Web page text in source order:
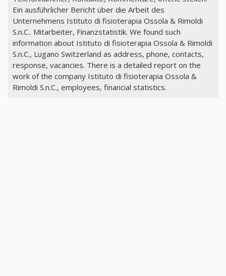
Ein ausführlicher Bericht über die Arbeit des
Unternehmens Istituto di fisioterapia Ossola & Rimoldi
S.n.C.. Mitarbeiter, Finanzstatistik. We found such
information about Istituto di fisioterapia Ossola & Rimoldi
S.n.C., Lugano Switzerland as address, phone, contacts,
response, vacancies. There is a detailed report on the
work of the company Istituto di fisioterapia Ossola &
Rimoldi S.n.C., employees, financial statistics.